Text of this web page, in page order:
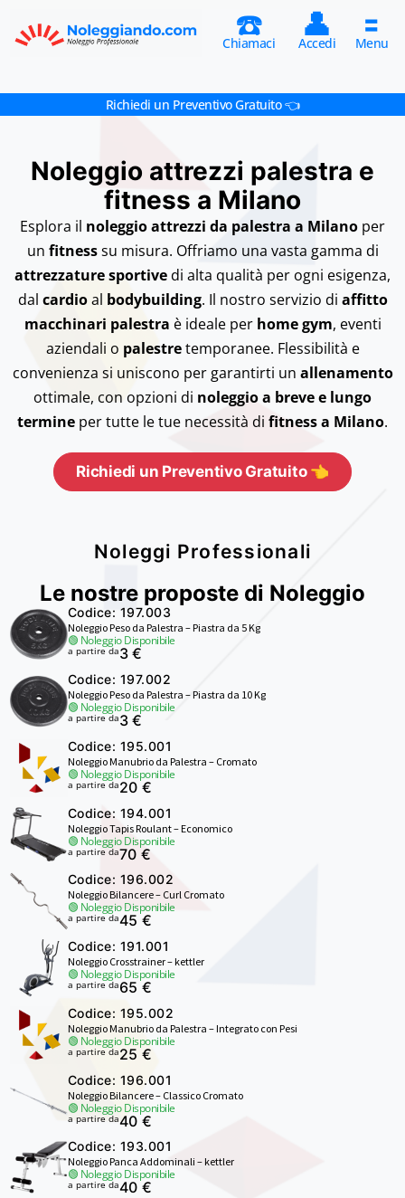
☎️
Chiamaci 👤
Accedi 🟰
Menu
Richiedi un Preventivo Gratuito 👈
Noleggio attrezzi palestra e
fitness a Milano
Esplora il noleggio attrezzi da palestra a Milano per
un fitnesssu misura. Offriamo una vasta gamma di
attrezzature sportivedi alta qualità per ogni esigenza,
dal cardioal bodybuilding. Il nostro servizio di affitto
macchinari palestra è ideale per home gym, eventi
aziendali o palestretemporanee. Flessibilità e
convenienza si uniscono per garantirti un allenamento
ottimale, con opzioni di noleggio a breve e lungo
termine per tutte le tue necessità di fitness a Milano.
Richiedi un Preventivo Gratuito 👈
Noleggi Professionali
Le nostre proposte di Noleggio
Codice: 197.003
Noleggio Peso da Palestra – Piastra da 5 Kg
🟢 Noleggio Disponibile
a partire da3 €
Codice: 197.002
Noleggio Peso da Palestra – Piastra da 10 Kg
🟢 Noleggio Disponibile
a partire da3 €
Codice: 195.001
Noleggio Manubrio da Palestra – Cromato
🟢 Noleggio Disponibile
a partire da20 €
Codice: 194.001
Noleggio Tapis Roulant – Economico
🟢 Noleggio Disponibile
a partire da70 €
Codice: 196.002
Noleggio Bilancere – Curl Cromato
🟢 Noleggio Disponibile
a partire da45 €
Codice: 191.001
Noleggio Crosstrainer – kettler
🟢 Noleggio Disponibile
a partire da65 €
Codice: 195.002
Noleggio Manubrio da Palestra – Integrato con Pesi
🟢 Noleggio Disponibile
a partire da25 €
Codice: 196.001
Noleggio Bilancere – Classico Cromato
🟢 Noleggio Disponibile
a partire da40 €
Codice: 193.001
Noleggio Panca Addominali – kettler
🟢 Noleggio Disponibile
a partire da40 €